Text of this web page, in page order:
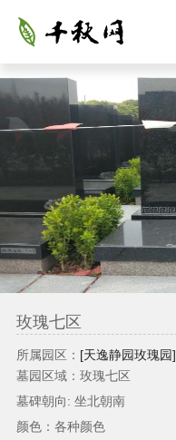
玫瑰七区
所属园区： [天逸静园玫瑰园]
墓园区域：玫瑰七区
墓碑朝向: 坐北朝南
颜色：各种颜色